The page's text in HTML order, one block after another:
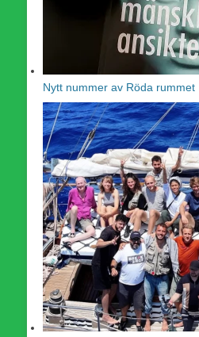
Nytt nummer av Röda rummet